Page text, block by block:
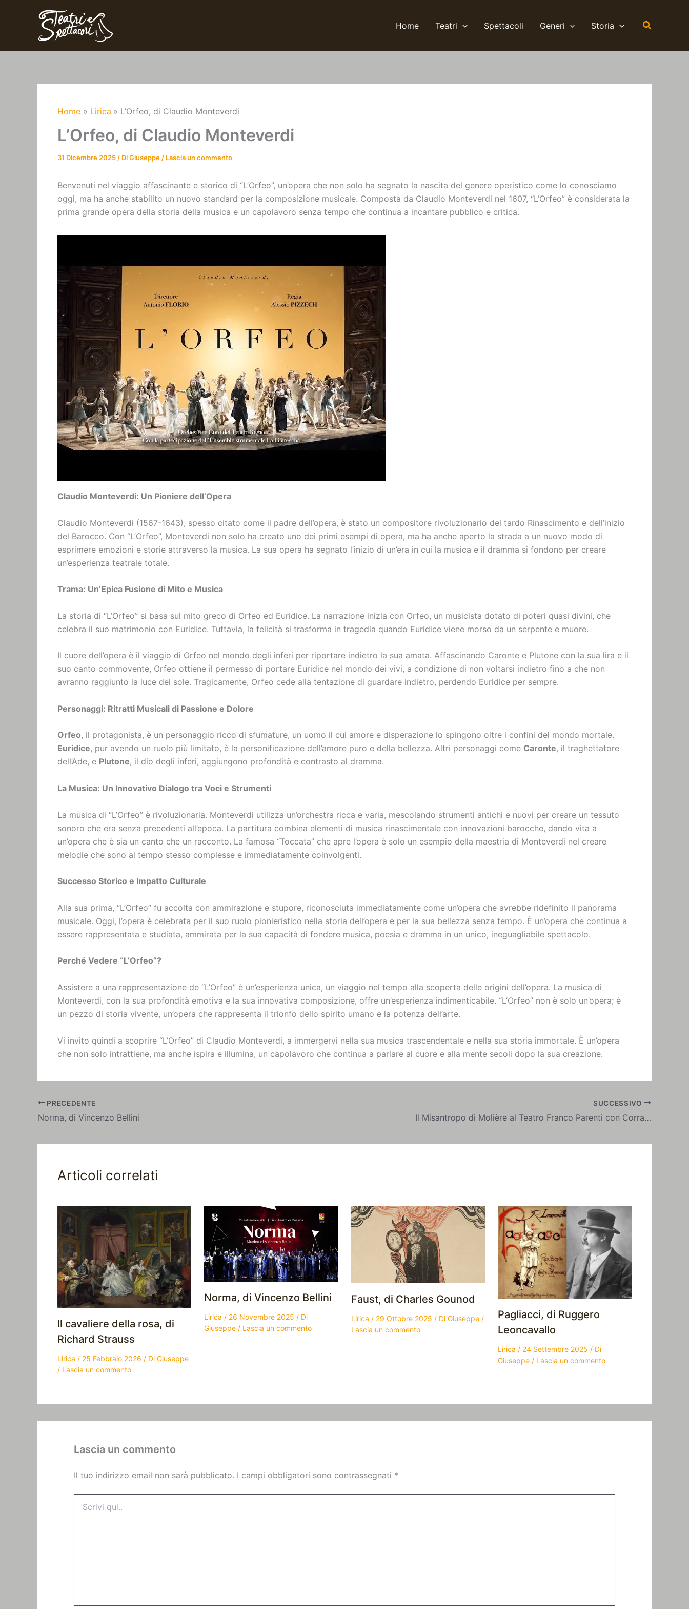
Home Teatri Spettacoli Generi Storia Cerca
Home Lirica L’Orfeo, di Claudio Monteverdi
L’Orfeo, di Claudio Monteverdi
31 Dicembre 2025 / DiGiuseppe / Lascia un commento
Benvenuti nel viaggio affascinante e storico di “L’Orfeo”, un’opera che non solo ha segnato la nascita del genere operistico come lo conosciamo
oggi, ma ha anche stabilito un nuovo standard per la composizione musicale. Composta da Claudio Monteverdi nel 1607, “L’Orfeo” è considerata la
prima grande opera della storia della musica e un capolavoro senza tempo che continua a incantare pubblico e critica.
Claudio Monteverdi: Un Pioniere dell’Opera
Claudio Monteverdi (1567-1643), spesso citato come il padre dell’opera, è stato un compositore rivoluzionario del tardo Rinascimento e dell’inizio
del Barocco. Con “L’Orfeo”, Monteverdi non solo ha creato uno dei primi esempi di opera, ma ha anche aperto la strada a un nuovo modo di
esprimere emozioni e storie attraverso la musica. La sua opera ha segnato l’inizio di un’era in cui la musica e il dramma si fondono per creare
un’esperienza teatrale totale.
Trama: Un’Epica Fusione di Mito e Musica
La storia di “L’Orfeo” si basa sul mito greco di Orfeo ed Euridice. La narrazione inizia con Orfeo, un musicista dotato di poteri quasi divini, che
celebra il suo matrimonio con Euridice. Tuttavia, la felicità si trasforma in tragedia quando Euridice viene morso da un serpente e muore.
Il cuore dell’opera è il viaggio di Orfeo nel mondo degli inferi per riportare indietro la sua amata. Affascinando Caronte e Plutone con la sua lira e il
suo canto commovente, Orfeo ottiene il permesso di portare Euridice nel mondo dei vivi, a condizione di non voltarsi indietro fino a che non
avranno raggiunto la luce del sole. Tragicamente, Orfeo cede alla tentazione di guardare indietro, perdendo Euridice per sempre.
Personaggi: Ritratti Musicali di Passione e Dolore
Orfeo, il protagonista, è un personaggio ricco di sfumature, un uomo il cui amore e disperazione lo spingono oltre i confini del mondo mortale.
Euridice, pur avendo un ruolo più limitato, è la personificazione dell’amore puro e della bellezza. Altri personaggi come Caronte, il traghettatore
dell’Ade, e Plutone, il dio degli inferi, aggiungono profondità e contrasto al dramma.
La Musica: Un Innovativo Dialogo tra Voci e Strumenti
La musica di “L’Orfeo” è rivoluzionaria. Monteverdi utilizza un’orchestra ricca e varia, mescolando strumenti antichi e nuovi per creare un tessuto
sonoro che era senza precedenti all’epoca. La partitura combina elementi di musica rinascimentale con innovazioni barocche, dando vita a
un’opera che è sia un canto che un racconto. La famosa “Toccata” che apre l’opera è solo un esempio della maestria di Monteverdi nel creare
melodie che sono al tempo stesso complesse e immediatamente coinvolgenti.
Successo Storico e Impatto Culturale
Alla sua prima, “L’Orfeo” fu accolta con ammirazione e stupore, riconosciuta immediatamente come un’opera che avrebbe ridefinito il panorama
musicale. Oggi, l’opera è celebrata per il suo ruolo pionieristico nella storia dell’opera e per la sua bellezza senza tempo. È un’opera che continua a
essere rappresentata e studiata, ammirata per la sua capacità di fondere musica, poesia e dramma in un unico, ineguagliabile spettacolo.
Perché Vedere “L’Orfeo”?
Assistere a una rappresentazione de “L’Orfeo” è un’esperienza unica, un viaggio nel tempo alla scoperta delle origini dell’opera. La musica di
Monteverdi, con la sua profondità emotiva e la sua innovativa composizione, offre un’esperienza indimenticabile. “L’Orfeo” non è solo un’opera; è
un pezzo di storia vivente, un’opera che rappresenta il trionfo dello spirito umano e la potenza dell’arte.
Vi invito quindi a scoprire “L’Orfeo” di Claudio Monteverdi, a immergervi nella sua musica trascendentale e nella sua storia immortale. È un’opera
che non solo intrattiene, ma anche ispira e illumina, un capolavoro che continua a parlare al cuore e alla mente secoli dopo la sua creazione.
PRECEDENTE
Norma, di Vincenzo Bellini
SUCCESSIVO
Il Misantropo di Molière al Teatro Franco Parenti con Corrado d’Elia
Articoli correlati
Il cavaliere della rosa, di
Richard Strauss
Lirica / 25 Febbraio 2026 / Di Giuseppe
/ Lascia un commento
Norma, di Vincenzo Bellini
Lirica / 26 Novembre 2025 / Di
Giuseppe / Lascia un commento
Faust, di Charles Gounod
Lirica / 29 Ottobre 2025 / Di Giuseppe /
Lascia un commento
Pagliacci, di Ruggero
Leoncavallo
Lirica / 24 Settembre 2025 / Di
Giuseppe / Lascia un commento
Lascia un commento
Il tuo indirizzo email non sarà pubblicato. I campi obbligatori sono contrassegnati *
qui..